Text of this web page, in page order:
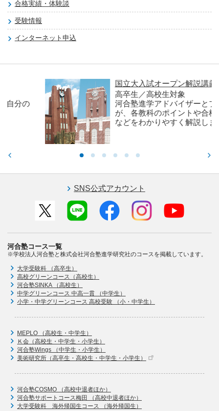
合格実績・体験談
受験情報
インターネット申込
国立大入試オープン解説講義
高卒生／高校生対象
河合塾進学アドバイザーとプロ講師
が、各教科のポイントや合格者の傾向
などをわかりやすく解説します。
SNS公式アカウント
河合塾コース一覧
※学校法人河合塾と株式会社河合塾進学研究社のコースを掲載しています。
大学受験科 （高卒生）
高校グリーンコース（高校生）
河合塾SINKA （高校生）
中学グリーンコース 中高一貫 （中学生）
小学・中学グリーンコース 高校受験 （小・中学生）
MEPLO （高校生・中学生）
Ｋ会（高校生・中学生・小学生）
河合塾Wings （中学生・小学生）
美術研究所（高卒生・高校生・中学生・小学生）
河合塾COSMO （高校中退者ほか）
河合塾サポートコース梅田 （高校中退者ほか）
大学受験科 海外帰国生コース （海外帰国生）